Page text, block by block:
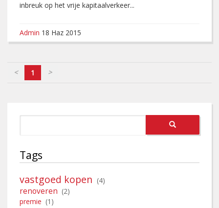
inbreuk op het vrije kapitaalverkeer...
Admin 18 Haz 2015
< 1 >
Tags
vastgoed kopen (4)
renoveren (2)
premie (1)